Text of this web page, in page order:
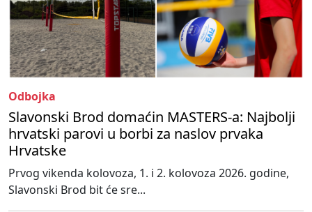
Odbojka
Slavonski Brod domaćin MASTERS-a: Najbolji
hrvatski parovi u borbi za naslov prvaka
Hrvatske
Prvog vikenda kolovoza, 1. i 2. kolovoza 2026. godine,
Slavonski Brod bit će sre...